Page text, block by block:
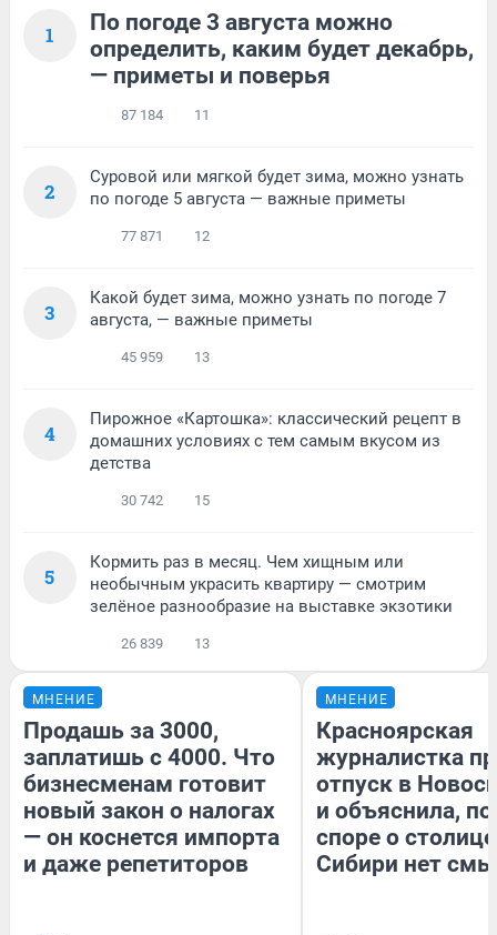
1
По погоде 3 августа можно
определить, каким будет декабрь,
— приметы и поверья
87 184 11
2
Суровой или мягкой будет зима, можно узнать
по погоде 5 августа — важные приметы
77 871 12
3
Какой будет зима, можно узнать по погоде 7
августа, — важные приметы
45 959 13
4
Пирожное «Картошка»: классический рецепт в
домашних условиях с тем самым вкусом из
детства
30 742 15
5
Кормить раз в месяц. Чем хищным или
необычным украсить квартиру — смотрим
зелёное разнообразие на выставке экзотики
26 839 13
МНЕНИЕ
Продашь за 3000,
заплатишь с 4000. Что
бизнесменам готовит
новый закон о налогах
— он коснется импорта
и даже репетиторов
МНЕНИЕ
Красноярская
журналистка
отпуск в
и объяснила,
споре о столице
Сибири нет